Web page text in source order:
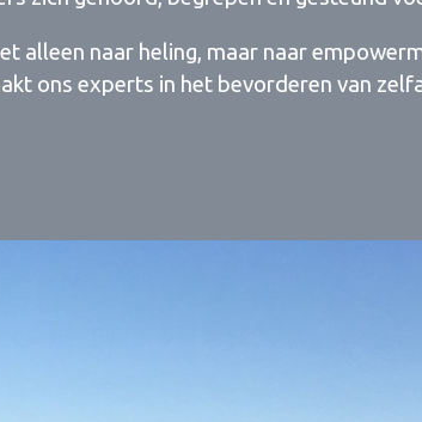
alleen naar heling, maar naar
ons experts in het bevorderen van